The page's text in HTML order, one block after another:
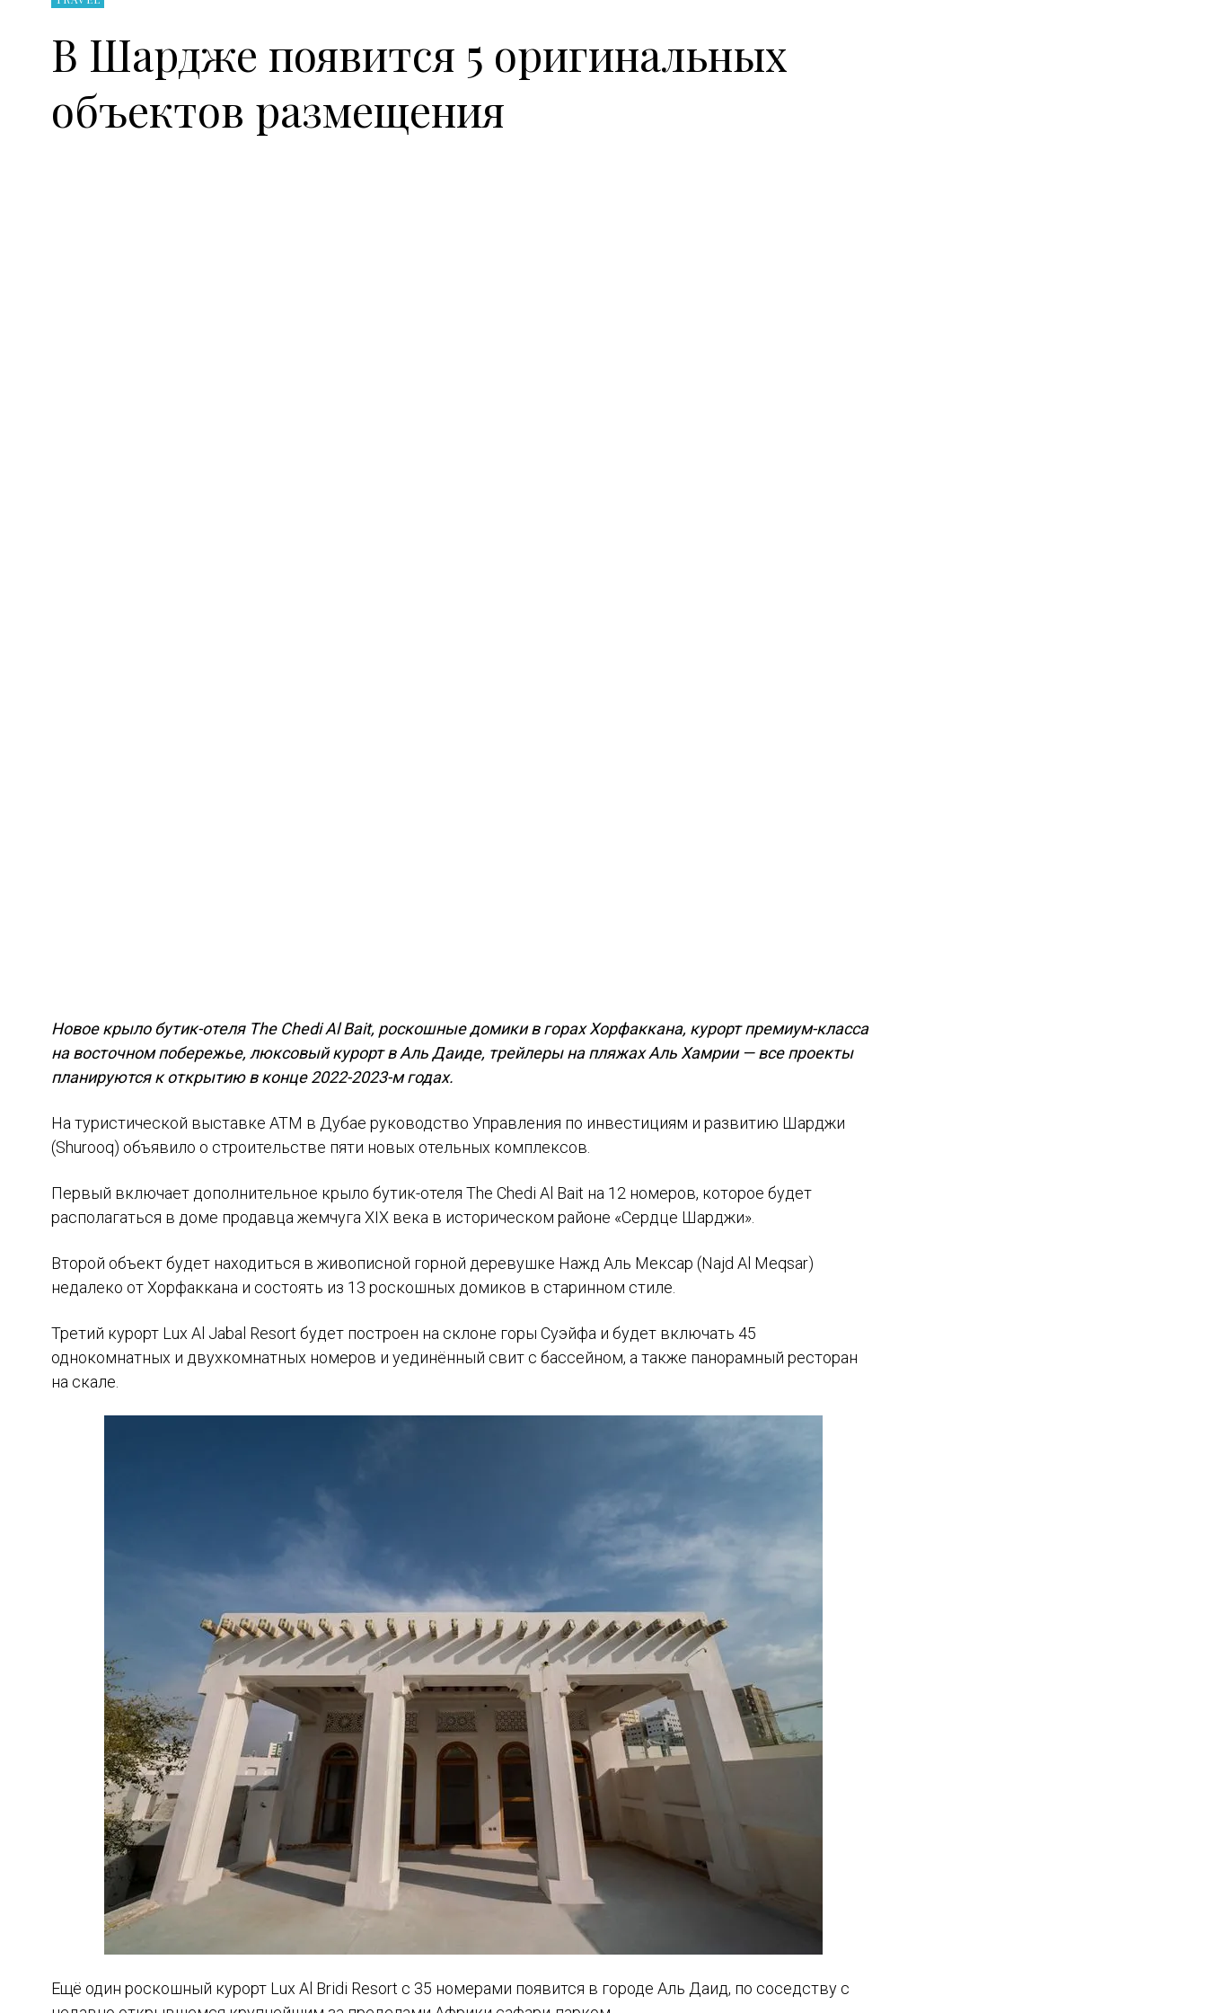
В Шардже появится 5 оригинальных
объектов размещения
Новое крыло бутик-отеля The Chedi Al Bait, роскошные домики в горах Хорфаккана, курорт премиум-класса
на восточном побережье, люксовый курорт в Аль Даиде, трейлеры на пляжах Аль Хамрии — все проекты
планируются к открытию в конце 2022-2023-м годах.
На туристической выставке ATM в Дубае руководство Управления по инвестициям и развитию Шарджи
(Shurooq) объявило о строительстве пяти новых отельных комплексов.
Первый включает дополнительное крыло бутик-отеля The Chedi Al Bait на 12 номеров, которое будет
располагаться в доме продавца жемчуга XIX века в историческом районе «Сердце Шарджи».
Второй объект будет находиться в живописной горной деревушке Нажд Аль Мексар (Najd Al Meqsar)
недалеко от Хорфаккана и состоять из 13 роскошных домиков в старинном стиле.
Третий курорт Lux Al Jabal Resort будет построен на склоне горы Суэйфа и будет включать 45
однокомнатных и двухкомнатных номеров и уединённый свит с бассейном, а также панорамный ресторан
на скале.
Ещё один роскошный курорт Lux Al Bridi Resort с 35 номерами появится в городе Аль Даид, по соседству с